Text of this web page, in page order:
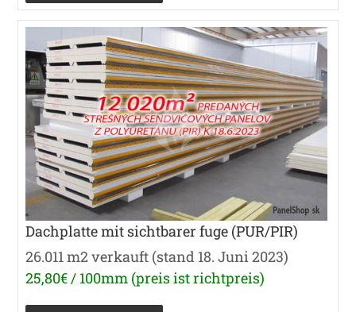
Dachplatte mit sichtbarer fuge (PUR/PIR)
26.011 m2 verkauft (stand 18. Juni 2023)
25,80€ / 100mm (preis ist richtpreis)